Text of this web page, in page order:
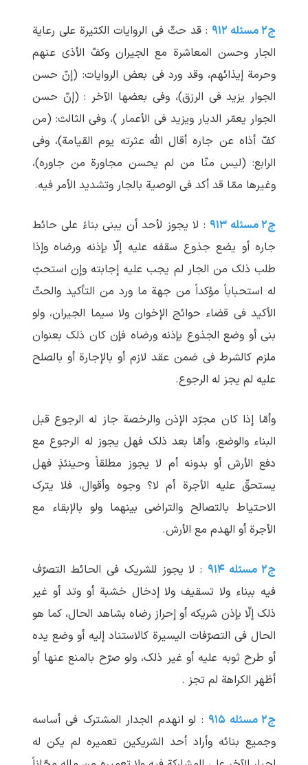
ج۲ مسئله ۹۱۲
: قد حثّ فی الروایات الکثیرة علی رعایة
الجار وحسن المعاشرة مع الجیران وکفّ الأذی عنهم
وحرمة إیذائهم، وقد ورد فی بعض الروایات: (إنّ حسن
الجوار یزید فی الرزق)، وفی بعضها الآخر : (إنّ حسن
الجوار یعمّر الدیار ویزید فی الأعمار )، وفی الثالث: (من
کفّ أذاه عن جاره أقال الله عثرته یوم القیامة)، وفی
الرابع: (لیس منّا من لم یحسن مجاورة من جاوره)،
وغیرها ممّا قد أکد فی الوصیة بالجار وتشدید الأمر فیه.
ج۲ مسئله ۹۱۳
: لا یجوز لأحد أن یبنی بناءً علی حائط
جاره أو یضع جذوع سقفه علیه إلّا بإذنه ورضاه وإذا
طلب ذلک من الجار لم یجب علیه إجابته وإن استحبّ
له استحباباً مؤکداً من جهة ما ورد من التأکید والحثّ
الأکید فی قضاء حوائج الإخوان ولا سیما الجیران، ولو
بنی أو وضع الجذوع بإذنه ورضاه فإن کان ذلک بعنوان
ملزم کالشرط فی ضمن عقد لازم أو بالإجارة أو بالصلح
علیه لم یجز له الرجوع.
وأمّا إذا کان مجرّد الإذن والرخصة جاز له الرجوع قبل
البناء والوضع، وأمّا بعد ذلک فهل یجوز له الرجوع مع
دفع الأرش أو بدونه أم لا یجوز مطلقاً وحینئذٍ فهل
یستحقّ علیه الأجرة أم لا؟ وجوه وأقوال، فلا یترک
الاحتیاط بالتصالح والتراضی بینهما ولو بالإبقاء مع
الأجرة أو الهدم مع الأرش.
ج۲ مسئله ۹۱۴
: لا یجوز للشریک فی الحائط التصرّف
فیه ببناء ولا تسقیف ولا إدخال خشبة أو وتد أو غیر
ذلک إلّا بإذن شریکه أو إحراز رضاه بشاهد الحال، کما هو
الحال فی التصرّفات الیسیرة کالاستناد إلیه أو وضع یده
أو طرح ثوبه علیه أو غیر ذلک، ولو صرّح بالمنع عنها أو
أظهر الکراهة لم تجز .
ج۲ مسئله ۹۱۵
: لو انهدم الجدار المشترک فی أساسه
وجمیع بنائه وأراد أحد الشریکین تعمیره لم یکن له